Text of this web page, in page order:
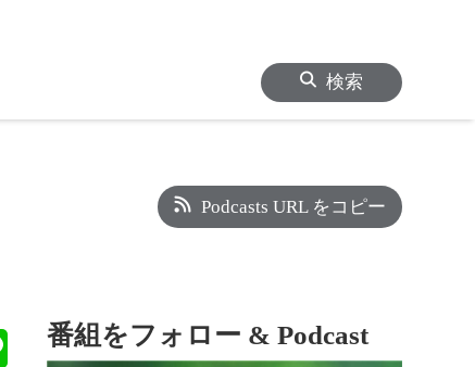
検索
Podcasts URL をコピー
番組をフォロー & Podcast